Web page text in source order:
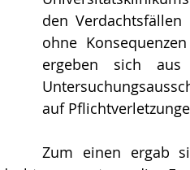
den
ohne
ergeben sich
auf
Zum einen ergab